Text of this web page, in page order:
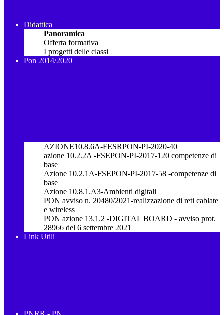
Didattica
Panoramica
Offerta formativa
I progetti delle classi
Pon 2014/2020
AZIONE10.8.6A-FESRPON-PI-2020-40
azione 10.2.2A -FSEPON-PI-2017-120 competenze di
base
Azione 10.2.1A-FSEPON-PI-2017-58 -competenze di
base
Azione 10.8.1.A3-Ambienti digitali
PON avviso n. 20480/2021-realizzazione di reti cablate
e wireless
PON azione 13.1.2 -DIGITAL BOARD - avviso prot.
28966 del 6 settembre 2021
Link Utili